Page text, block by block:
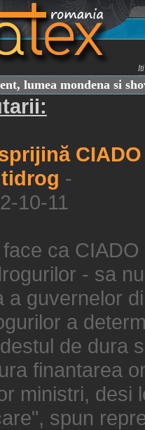
lumea mondena si
CIADO
-
10-11
ca
- sa
a guvernelor
a
de dura
finantarea
ministri, desi
spun